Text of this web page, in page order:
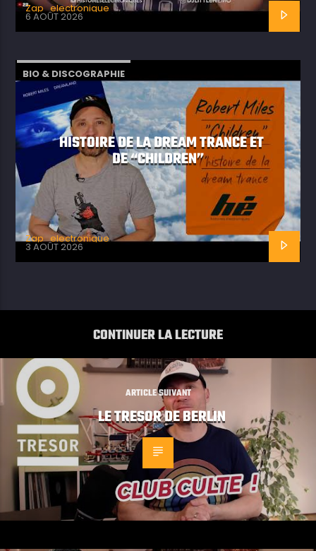
Zap_electronique
6 AOÛT 2026
BIO & DISCOGRAPHIE
HISTOIRE DE LA DREAM TRANCE ET
DE “CHILDREN”
Zap_electronique
3 AOÛT 2026
CONTINUER LA LECTURE
ARTICLE SUIVANT
LE TRESOR DE BERLIN